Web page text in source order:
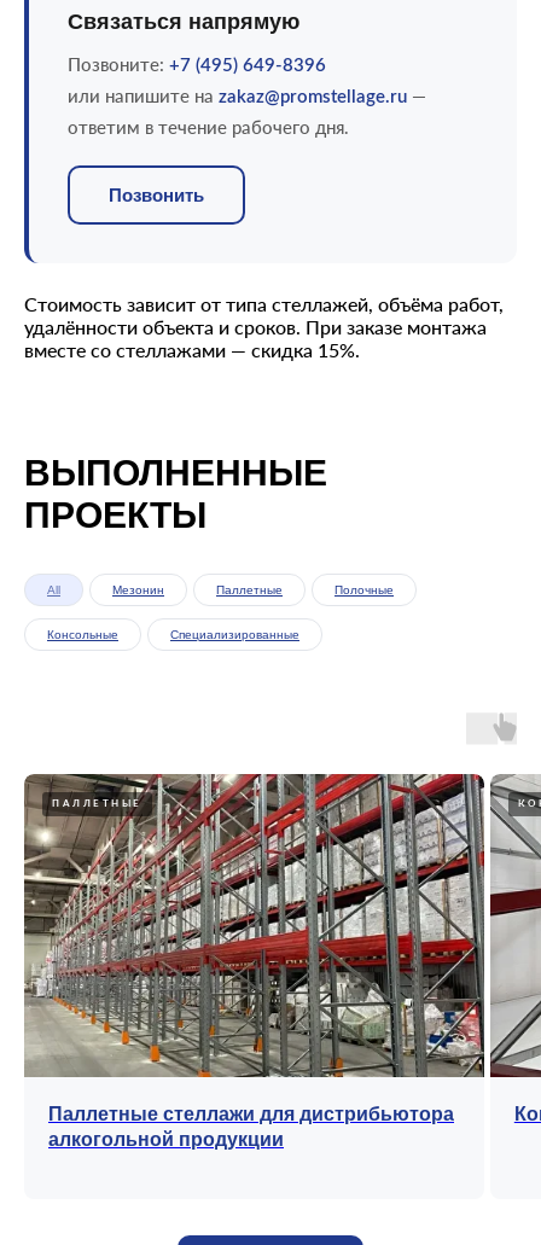
Связаться напрямую
Позвоните: +7 (495) 649-8396
или напишите на zakaz@promstellage.ru —
ответим в течение рабочего дня.
Позвонить
Стоимость зависит от типа стеллажей, объёма работ,
удалённости объекта и сроков. При заказе монтажа
вместе со стеллажами — скидка 15%.
ВЫПОЛНЕННЫЕ
ПРОЕКТЫ
All Мезонин Паллетные Полочные
Консольные Специализированные
ПАЛЛЕТНЫЕ
Паллетные стеллажи для дистрибьютора
алкогольной продукции